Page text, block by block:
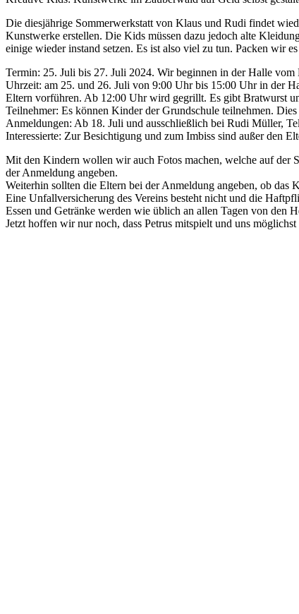
Die diesjährige Sommerwerkstatt von Klaus und Rudi findet
Kunstwerke erstellen. Die Kids müssen dazu jedoch alte
einige wieder instand setzen. Es ist also viel zu tun. Packen wir
Termin: 25. Juli bis 27. Juli 2024. Wir beginnen in der Halle vom
Uhrzeit: am 25. und 26. Juli von 9:00 Uhr bis 15:00 Uhr in der
Eltern vorführen. Ab 12:00 Uhr wird gegrillt. Es gibt Bratwurst
Teilnehmer: Es können Kinder der Grundschule teilnehmen.
Anmeldungen: Ab 18. Juli und ausschließlich bei Rudi Müller,
Interessierte: Zur Besichtigung und zum Imbiss sind außer den
Mit den Kindern wollen wir auch Fotos machen, welche auf der
der Anmeldung angeben.
Weiterhin sollten die Eltern bei der Anmeldung angeben, ob das
Eine Unfallversicherung des Vereins besteht nicht und die
Essen und Getränke werden wie üblich an allen Tagen von den
Jetzt hoffen wir nur noch, dass Petrus mitspielt und uns